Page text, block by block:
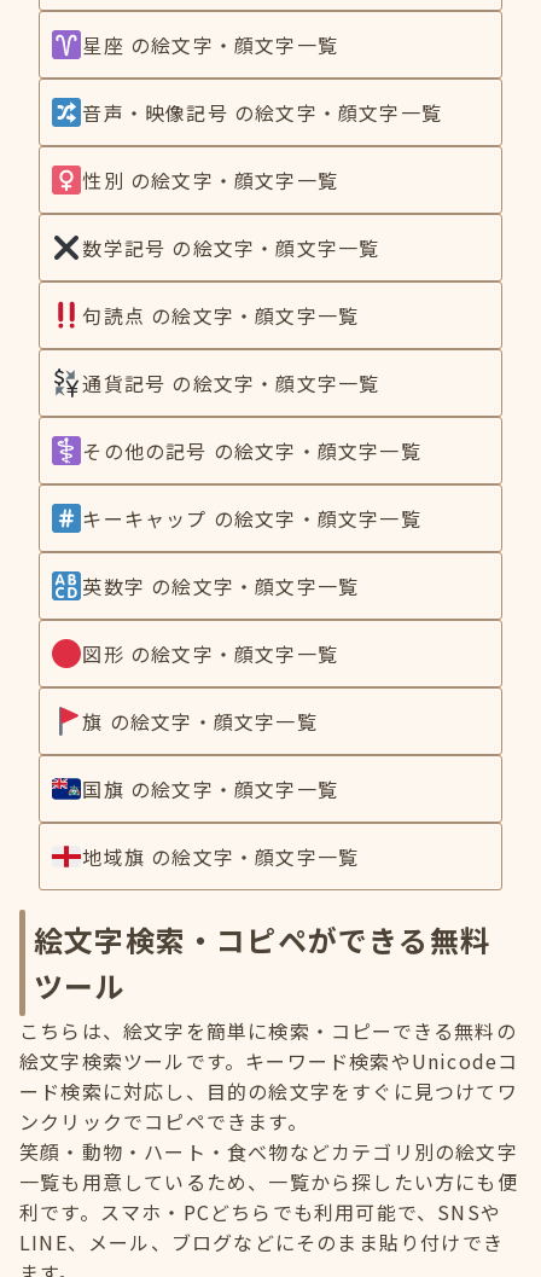
星座 の絵文字・顔文字一覧
音声・映像記号 の絵文字・顔文字一覧
性別 の絵文字・顔文字一覧
数学記号 の絵文字・顔文字一覧
句読点 の絵文字・顔文字一覧
通貨記号 の絵文字・顔文字一覧
その他の記号 の絵文字・顔文字一覧
キーキャップ の絵文字・顔文字一覧
英数字 の絵文字・顔文字一覧
図形 の絵文字・顔文字一覧
旗 の絵文字・顔文字一覧
国旗 の絵文字・顔文字一覧
地域旗 の絵文字・顔文字一覧
絵文字検索・コピペができる無料
ツール
こちらは、絵文字を簡単に検索・コピーできる無料の
絵文字検索ツールです。キーワード検索やUnicodeコ
ード検索に対応し、目的の絵文字をすぐに見つけてワ
ンクリックでコピペできます。
笑顔・動物・ハート・食べ物などカテゴリ別の絵文字
一覧も用意しているため、一覧から探したい方にも便
利です。スマホ・PCどちらでも利用可能で、SNSや
LINE、メール、ブログなどにそのまま貼り付けでき